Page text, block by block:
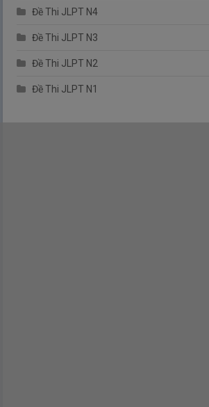
Đề Thi JLPT N4
Đề Thi JLPT N3
Đề Thi JLPT N2
Đề Thi JLPT N1